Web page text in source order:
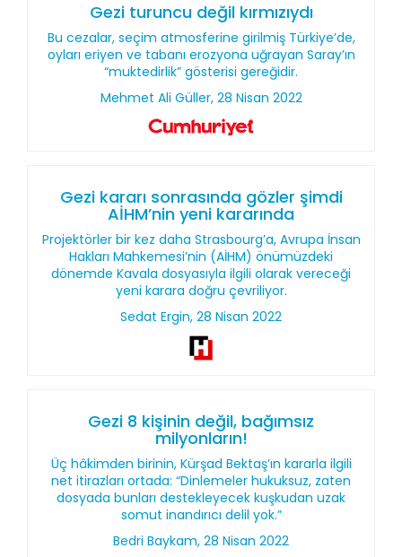
Gezi turuncu değil kırmızıydı
Bu cezalar, seçim atmosferine girilmiş Türkiye’de,
oyları eriyen ve tabanı erozyona uğrayan Saray’ın
“muktedirlik” gösterisi gereğidir.
Mehmet Ali Güller, 28 Nisan 2022
Gezi kararı sonrasında gözler şimdi
AİHM’nin yeni kararında
Projektörler bir kez daha Strasbourg’a, Avrupa İnsan
Hakları Mahkemesi’nin (AİHM) önümüzdeki
dönemde Kavala dosyasıyla ilgili olarak vereceği
yeni karara doğru çevriliyor.
Sedat Ergin, 28 Nisan 2022
Gezi 8 kişinin değil, bağımsız
milyonların!
Üç hâkimden birinin, Kürşad Bektaş’ın kararla ilgili
net itirazları ortada: “Dinlemeler hukuksuz, zaten
dosyada bunları destekleyecek kuşkudan uzak
somut inandırıcı delil yok.”
Bedri Baykam, 28 Nisan 2022